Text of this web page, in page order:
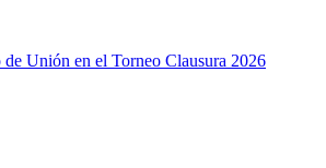
Unión en el Torneo Clausura 2026